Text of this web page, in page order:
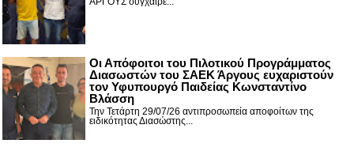
Οι Απόφοιτοι του Πιλοτικού Προγράμματος
Διασωστών του ΣΑΕΚ Άργους ευχαριστούν
τον Υφυπουργό Παιδείας Κωνσταντίνο
Βλάσση
Την Τετάρτη 29/07/26 αντιπροσωπεία αποφοίτων της
ειδικότητας Διασώστης...